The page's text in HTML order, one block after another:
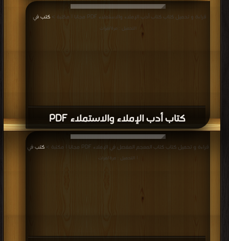
قراءة و تحميل كتاب كتاب جزء فيه مجلسان من إملاء أبي عبد الرحمن النسائي (ت:
الحويني) (ط: التربية) PDF مجانا | مكتبة >
كتب في تحميل | التحميل : مرة/مرات
كتاب أدب الإملاء والاستملاء PDF
قراءة و تحميل كتاب كتاب أدب الإملاء والاستملاء PDF مجانا | مكتبة > كتب في
التحميل : مرة/مرات
قراءة و تحميل كتاب كتاب المعجم المفصل في الإملاء PDF مجانا | مكتبة > كتب في
| التحميل : مرة/مرات